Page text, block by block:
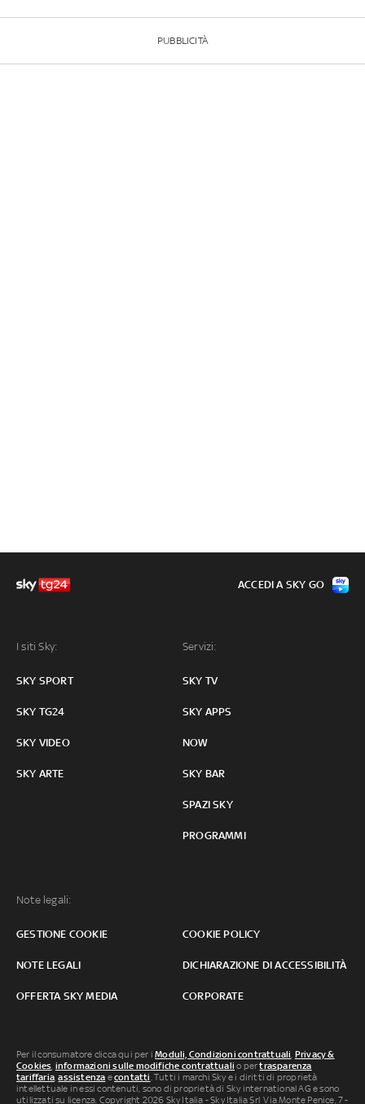
PUBBLICITÀ
I siti Sky:
SKY SPORT
SKY TG24
SKY VIDEO
SKY ARTE
Servizi:
SKY TV
SKY APPS
NOW
SKY BAR
SPAZI SKY
PROGRAMMI
Note legali:
GESTIONE COOKIE COOKIE POLICY
NOTE LEGALI DICHIARAZIONE DI ACCESSIBILITÀ
OFFERTA SKY MEDIA CORPORATE
ACCEDI A SKY GO
Per il consumatore clicca qui per iModuli, Condizioni contrattuali Privacy &
Cookies informazioni sulle modifiche contrattuali o pertrasparenza
tariffaria ,assistenza econtatti . Tutti i marchi Sky e i diritti di proprietà
intellettuale in essi contenuti, sono di proprietà di Sky international AG e sono
utilizzati su licenza. Copyright 2026 Sky Italia - Sky Italia Srl Via Monte Penice, 7 -